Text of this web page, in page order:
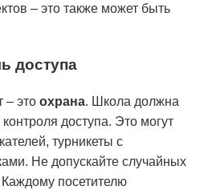
– это также может быть
доступа
– это охрана. Школа должна
доступа. Это могут
турникеты с
Не допускайте случайных
посетителю